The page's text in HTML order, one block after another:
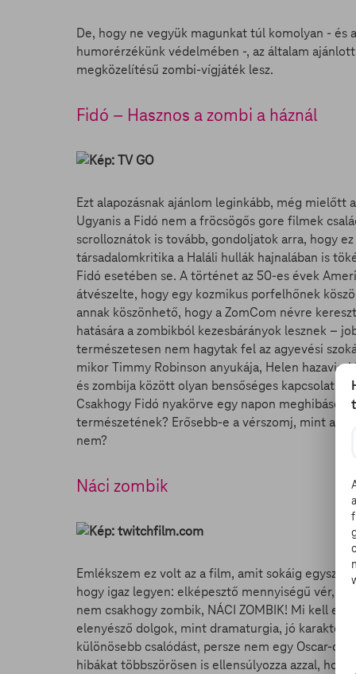
De, hogy ne vegyük magunkat túl komolyan -
humorérzékünk védelmében -, az általam
megközelítésű zombi-vígjáték lesz.
Fidó – Hasznos a zombi a háznál
Ezt alapozásnak ajánlom leginkább, még mielőtt
Ugyanis a Fidó nem a fröcsögős gore filmek
scrolloznátok is tovább, gondoljatok arra, hogy
társadalomkritika a Haláli hullák hajnalában is
Fidó esetében se. A történet az 50-es évek
átvészelte, hogy egy kozmikus porfelhőnek
annak köszönhető, hogy a ZomCom névre
hatására a zombikból kezesbárányok lesznek –
természetesen nem hagytak fel az agyevési
mikor Timmy Robinson anyukája, Helen
és zombija között olyan bensőséges kapcsolat
Csakhogy Fidó nyakörve egy napon
természetének? Erősebb-e a vérszomj, mint a
nem?
Náci zombik
Emlékszem ez volt az a film, amit sokáig
hogy igaz legyen: elképesztő mennyiségű vér,
nem csakhogy zombik, NÁCI ZOMBIK! Mi kell
elenyésző dolgok, mint dramaturgia, jó
különösebb csalódást, persze nem egy Oscar-
hibákat többszörösen is ellensúlyozza azzal,